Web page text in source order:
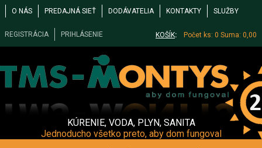
O NÁS PREDAJNÁ SIEŤ DODÁVATELIA KONTAKTY SLUŽBY
REGISTRÁCIA PRIHLÁSENIE KOŠÍK: Počet ks: 0 Suma: 0,00
KÚRENIE, VODA, PLYN, SANITA
Jednoducho všetko preto, aby dom fungoval